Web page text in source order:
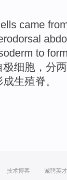
came
to
极细胞，分两
成生殖脊。
技术博客 诚聘英才